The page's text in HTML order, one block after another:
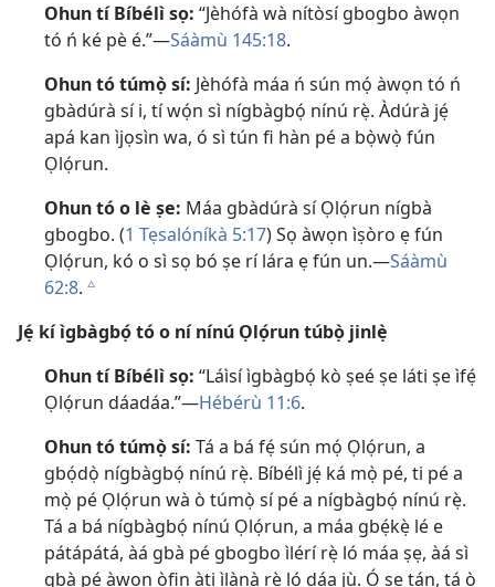
Ohun tí Bíbélì sọ: “Jèhófà wà nítòsí gbogbo àwọn
tó ń ké pè é.”​—Sáàmù 145:18.
Ohun tó túmọ̀ sí: Jèhófà máa ń sún mọ́ àwọn tó ń
gbàdúrà sí i, tí wọ́n sì nígbàgbọ́ nínú rẹ̀. Àdúrà jẹ́
apá kan ìjọsìn wa, ó sì tún fi hàn pé a bọ̀wọ̀ fún
Ọlọ́run.
Ohun tó o lè ṣe: Máa gbàdúrà sí Ọlọ́run nígbà
gbogbo. (1 Tẹsalóníkà 5:17) Sọ àwọn ìṣòro ẹ fún
Ọlọ́run, kó o sì sọ bó ṣe rí lára ẹ fún un.​—Sáàmù
62:8. c
Jẹ́ kí ìgbàgbọ́ tó o ní nínú Ọlọ́run túbọ̀ jinlẹ̀
Ohun tí Bíbélì sọ: “Láìsí ìgbàgbọ́ kò ṣeé ṣe láti ṣe ìfẹ́
Ọlọ́run dáadáa.”​—Hébérù 11:6.
Ohun tó túmọ̀ sí: Tá a bá fẹ́ sún mọ́ Ọlọ́run, a
gbọ́dọ̀ nígbàgbọ́ nínú rẹ̀. Bíbélì jẹ́ ká mọ̀ pé, ti pé a
mọ̀ pé Ọlọ́run wà ò túmọ̀ sí pé a nígbàgbọ́ nínú rẹ̀.
Tá a bá nígbàgbọ́ nínú Ọlọ́run, a máa gbẹ́kẹ̀ lé e
pátápátá, àá gbà pé gbogbo ìlérí rẹ̀ ló máa ṣẹ, àá sì
gbà pé àwọn òfin àti ìlànà rẹ̀ ló dáa jù. Ó ṣe tán, tá ò